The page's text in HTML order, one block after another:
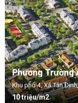
Phương Trường
Khu phố 4, Xã Tân
10 triệu/m2